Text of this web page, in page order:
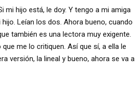
mi hijo está, le doy. Y tengo a mi amiga
Leían los dos. Ahora bueno, cuando
también es una lectora muy exigente.
me lo critiquen. Así que sí, a ella le
versión, la lineal y bueno, ahora se va a